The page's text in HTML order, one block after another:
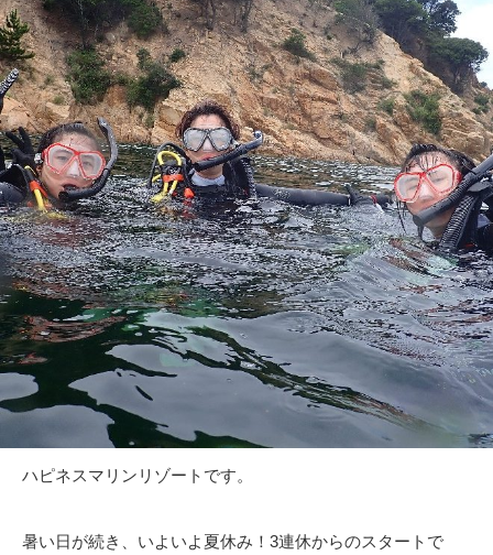
ハピネスマリンリゾートです。
暑い日が続き、いよいよ夏休み！3連休からのスタートで